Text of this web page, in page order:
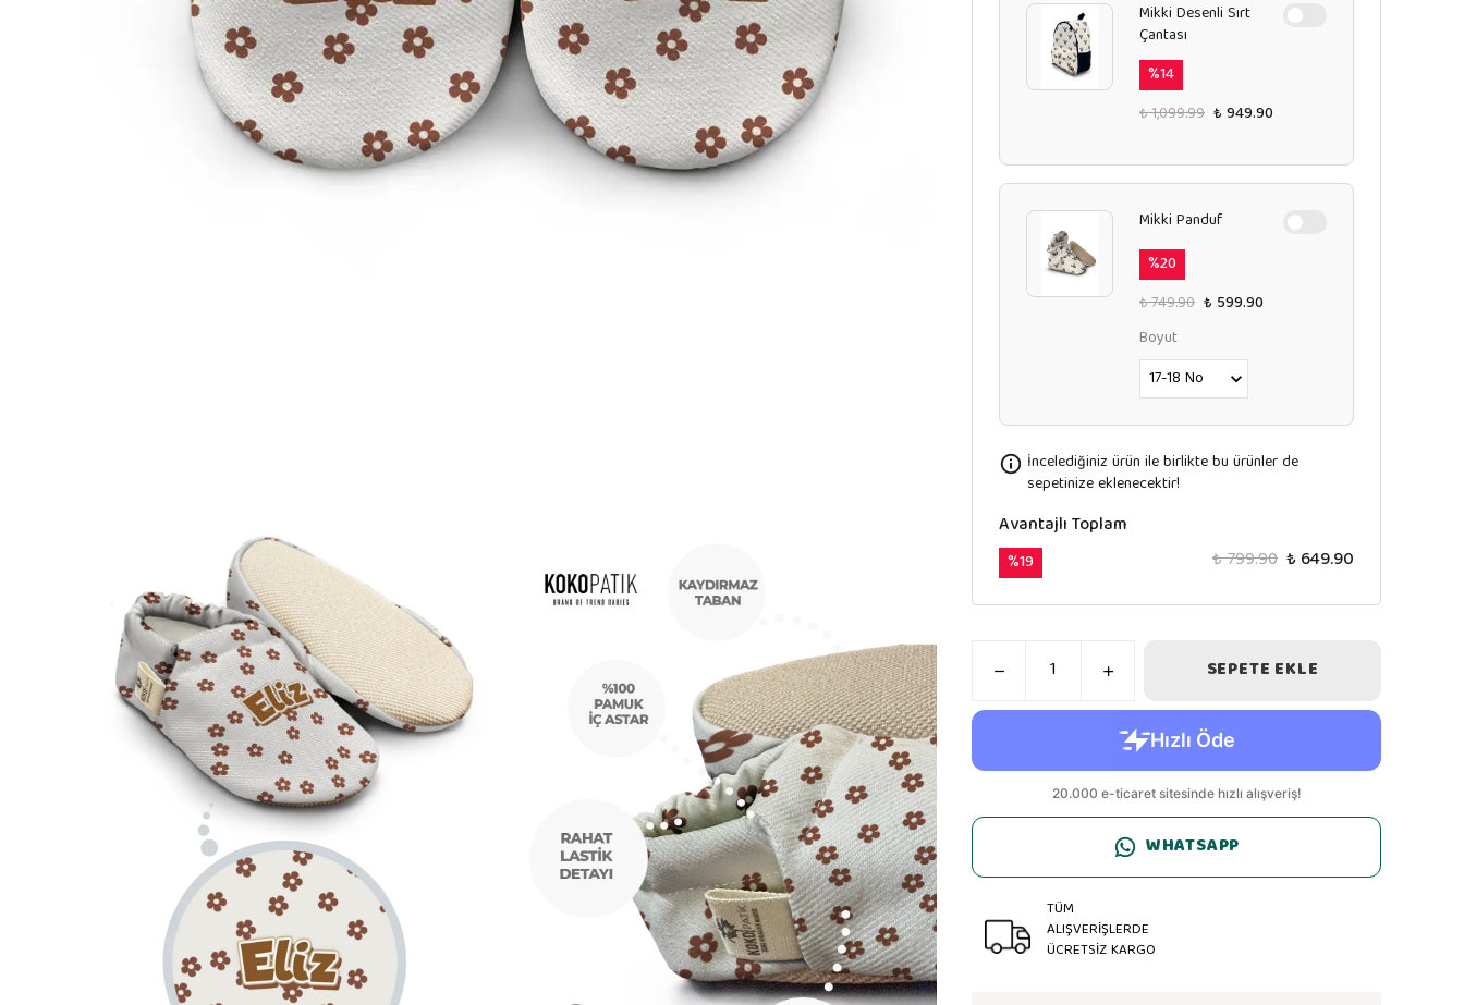
Mikki Desenli Sırt
Çantası
%14
₺ 1,099.99 ₺ 949.90
Mikki Panduf
%20
₺ 749.90 ₺ 599.90
Boyut
İncelediğiniz ürün ile birlikte bu ürünler de
sepetinize eklenecektir!
Avantajlı Toplam
%19 ₺ 799.90 ₺ 649.90
SEPETE EKLE
WHATSAPP
TÜM
ALIŞVERİŞLERDE
ÜCRETSİZ KARGO